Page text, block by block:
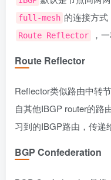
full-mesh 的连接方式
Route Reflector ，
Route Reflector
Reflector类似路由中转
自其他IBGP router的路
习到的IBGP路由，传递
BGP Confederation